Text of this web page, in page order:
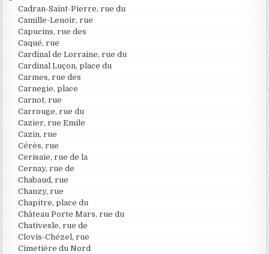
Cadran-Saint-Pierre, rue du
Camille-Lenoir, rue
Capucins, rue des
Caqué, rue
Cardinal de Lorraine, rue du
Cardinal Luçon, place du
Carmes, rue des
Carnegie, place
Carnot, rue
Carrouge, rue du
Cazier, rue Emile
Cazin, rue
Cérès, rue
Cerisaie, rue de la
Cernay, rue de
Chabaud, rue
Chanzy, rue
Chapitre, place du
Château Porte Mars, rue du
Chativesle, rue de
Clovis-Chézel, rue
Cimetière du Nord